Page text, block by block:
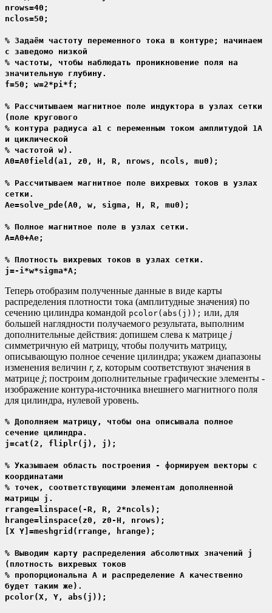
nrows=40;
nclos=50;
% Задаём частоту переменного тока в контуре; начинаем
с заведомо низкой
% частоты, чтобы наблюдать проникновение поля на
значительную глубину.
f=50; w=2*pi*f;
% Рассчитываем магнитное поле индуктора в узлах сетки
(поле кругового
% контура радиуса a1 с переменным током амплитудой 1А
и циклической
% частотой w).
A0=A0field(a1, z0, H, R, nrows, ncols, mu0);
% Рассчитываем магнитное поле вихревых токов в узлах
сетки.
Ae=solve_pde(A0, w, sigma, H, R, mu0);
% Полное магнитное поле в узлах сетки.
A=A0+Ae;
% Плотность вихревых токов в узлах сетки.
j=-i*w*sigma*A;
Теперь отобразим полученные данные в виде карты
распределения плотности тока (амплитудные значения) по
сечению цилиндра командой pcolor(abs(j)); или, для
большей наглядности получаемого результата, выполним
дополнительные действия: допишем слева к матрице j
симметричную ей матрицу, чтобы получить матрицу,
описывающую полное сечение цилиндра; укажем диапазоны
изменения величин r, z, которым соответствуют значения в
матрице j; построим дополнительные графические элементы -
изображение контура-источника внешнего магнитного поля
для цилиндра, нулевой уровень.
% Дополняем матрицу, чтобы она описывала полное
сечение цилиндра.
j=cat(2, fliplr(j), j);
% Указываем область построения - формируем векторы с
координатами
% точек, соответствующими элементам дополненной
матрицы j.
rrange=linspace(-R, R, 2*ncols);
hrange=linspace(z0, z0-H, nrows);
[X Y]=meshgrid(rrange, hrange);
% Выводим карту распределения абсолютных значений j
(плотность вихревых токов
% пропорциональна A и распределение A качественно
будет таким же).
pcolor(X, Y, abs(j));